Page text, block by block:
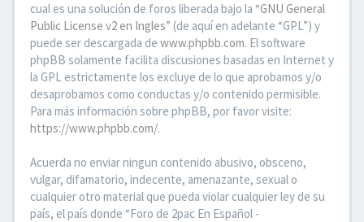
cual es una solución de foros liberada bajo la “GNU General
Public License v2 en Ingles” (de aquí en adelante “GPL”) y
puede ser descargada de www.phpbb.com. El software
phpBB solamente facilita discusiones basadas en Internet y
la GPL estrictamente los excluye de lo que aprobamos y/o
desaprobamos como conductas y/o contenido permisible.
Para más información sobre phpBB, por favor visite:
https://www.phpbb.com/.
Acuerda no enviar ningun contenido abusivo, obsceno,
vulgar, difamatorio, indecente, amenazante, sexual o
cualquier otro material que pueda violar cualquier ley de su
país, el país donde “Foro de 2pac En Español -